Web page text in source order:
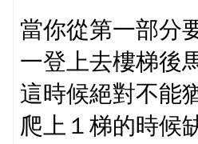
當你從第一部分
一登上去樓梯後
這時候絕對不能
爬上１梯的時候